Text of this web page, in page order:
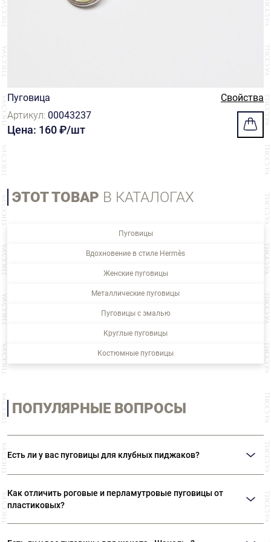
Пуговица
Свойства
Артикул: 00043237
Цена: 160 ₽/шт
ЭТОТ ТОВАР В КАТАЛОГАХ
Пуговицы
Вдохновение в стиле Hermès
Женские пуговицы
Металлические пуговицы
Пуговицы с эмалью
Круглые пуговицы
Костюмные пуговицы
ПОПУЛЯРНЫЕ ВОПРОСЫ
Есть ли у вас пуговицы для клубных пиджаков?
изображением гербов и различной символикой. Также вы можете
приобрести пуговицы с эмалью.
Как отличить роговые и перламутровые пуговицы от
пластиковых?
рисунок. Пластиковые пуговицы «под рог» всегда идеально идентичны.